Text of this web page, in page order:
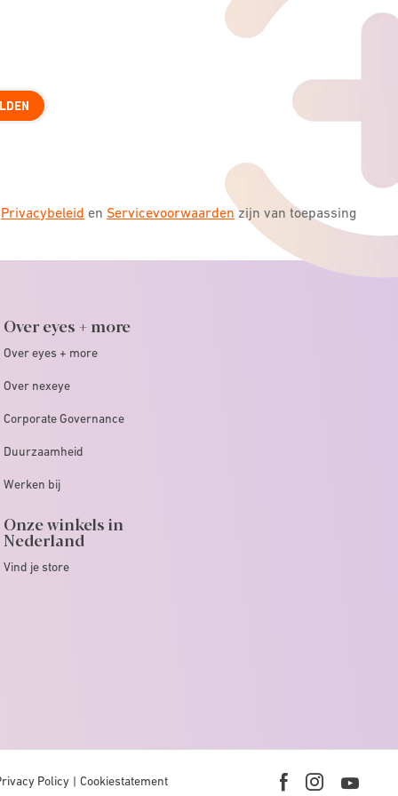
Privacybeleid en Servicevoorwaardenzijn van toepassing
Over eyes + more
Over eyes + more
Over nexeye
Corporate Governance
Duurzaamheid
Werken bij
Onze winkels in
Nederland
Vind je store
Policy Cookiestatement